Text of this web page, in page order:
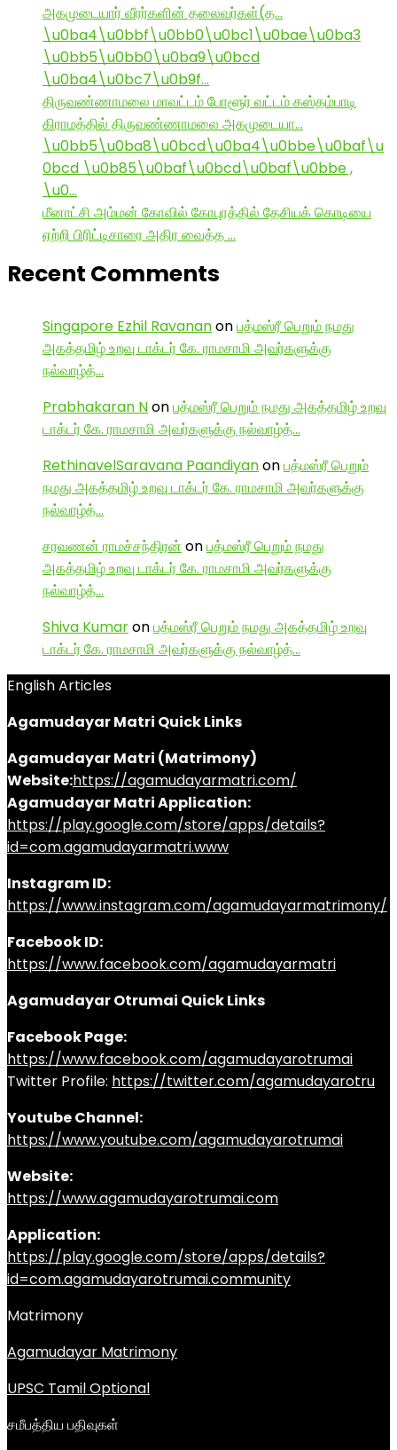
அகமுடையார் வீரர்களின் தலைவர்கள்(த…
\u0ba4\u0bbf\u0bb0\u0bc1\u0bae\u0ba3
\u0bb5\u0bb0\u0ba9\u0bcd
\u0ba4\u0bc7\u0b9f…
திருவண்ணாமலை மாவட்டம் போளூர் வட்டம் கஸ்தம்பாடி
கிராமத்தில் திருவண்ணாமலை அகமுடையா…
\u0bb5\u0ba8\u0bcd\u0ba4\u0bbe\u0baf\u
0bcd \u0b85\u0baf\u0bcd\u0baf\u0bbe ,
\u0…
மீனாட்சி அம்மன் கோவில் கோபுரத்தில் தேசியக் கொடியை
ஏற்றி பிரிட்டிசாரை அதிர வைத்த …
Recent Comments
Singapore Ezhil Ravananonபத்மஸ்ரீ பெறும் நமது
அகத்தமிழ் உறவு டாக்டர் கே. ராமசாமி அவர்களுக்கு
நல்வாழ்த்…
Prabhakaran Nonபத்மஸ்ரீ பெறும் நமது அகத்தமிழ் உறவு
டாக்டர் கே. ராமசாமி அவர்களுக்கு நல்வாழ்த்…
RethinavelSaravana Paandiyanonபத்மஸ்ரீ பெறும்
நமது அகத்தமிழ் உறவு டாக்டர் கே. ராமசாமி அவர்களுக்கு
நல்வாழ்த்…
சரவணன் ராமச்சந்திரன் onபத்மஸ்ரீ பெறும் நமது
அகத்தமிழ் உறவு டாக்டர் கே. ராமசாமி அவர்களுக்கு
நல்வாழ்த்…
Shiva Kumaronபத்மஸ்ரீ பெறும் நமது அகத்தமிழ் உறவு
டாக்டர் கே. ராமசாமி அவர்களுக்கு நல்வாழ்த்…
English Articles
Agamudayar Matri Quick Links
Agamudayar Matri (Matrimony)
Website:https://agamudayarmatri.com/
Agamudayar Matri Application:
https://play.google.com/store/apps/details?
id=com.agamudayarmatri.www
Instagram ID:
https://www.instagram.com/agamudayarmatrimony/
Facebook ID:
https://www.facebook.com/agamudayarmatri
Agamudayar Otrumai Quick Links
Facebook Page:
https://www.facebook.com/agamudayarotrumai
Twitter Profile: https://twitter.com/agamudayarotru
Youtube Channel:
https://www.youtube.com/agamudayarotrumai
Website:
https://www.agamudayarotrumai.com
Application:
https://play.google.com/store/apps/details?
id=com.agamudayarotrumai.community
Matrimony
Agamudayar Matrimony
UPSC Tamil Optional
சமீபத்திய பதிவுகள்